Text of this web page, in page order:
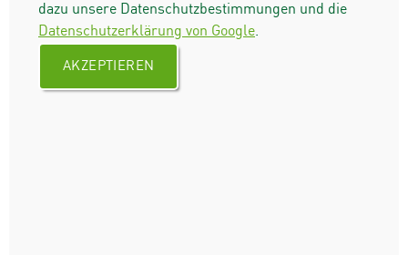
dazu unsere Datenschutzbestimmungen und die
Datenschutzerklärung von Google.
AKZEPTIEREN